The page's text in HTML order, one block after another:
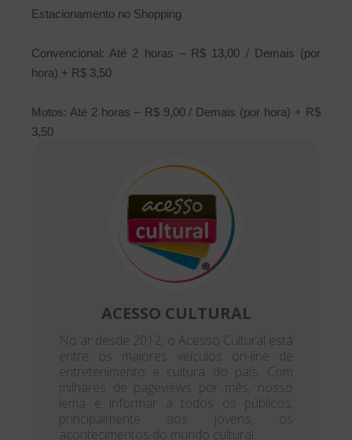
Estacionamento no Shopping
Convencional: Até 2 horas – R$ 13,00 / Demais (por
hora) + R$ 3,50
Motos: Até 2 horas – R$ 9,00 / Demais (por hora) + R$
3,50
ACESSO CULTURAL
No ar desde 2012, o Acesso Cultural está
entre os maiores veículos on-line de
entretenimento e cultura do país. Com
milhares de pageviews por mês, nosso
lema é informar a todos os públicos,
principalmente aos jovens, os
acontecimentos do mundo cultural.